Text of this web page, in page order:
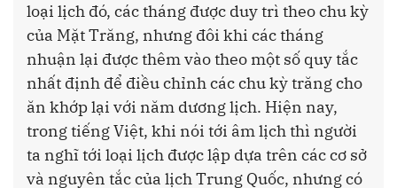
loại lịch đó, các tháng được duy trì theo chu kỳ
của Mặt Trăng, nhưng đôi khi các tháng
nhuận lại được thêm vào theo một số quy tắc
nhất định để điều chỉnh các chu kỳ trăng cho
ăn khớp lại với năm dương lịch. Hiện nay,
trong tiếng Việt, khi nói tới âm lịch thì người
ta nghĩ tới loại lịch được lập dựa trên các cơ sở
và nguyên tắc của lịch Trung Quốc, nhưng có